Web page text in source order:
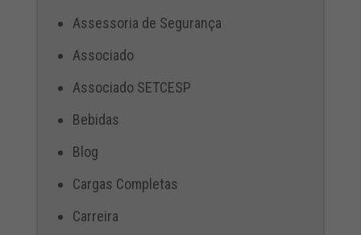
Assessoria de Segurança
Associado
Associado SETCESP
Bebidas
Blog
Cargas Completas
Carreira